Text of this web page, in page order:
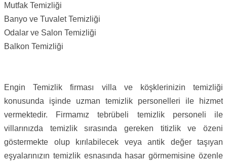
Mutfak Temizliği
Banyo ve Tuvalet Temizliği
Odalar ve Salon Temizliği
Balkon Temizliği
Engin Temizlik firması villa ve köşklerinizin temizliği
konusunda işinde uzman temizlik personelleri ile hizmet
vermektedir. Firmamız tebrübeli temizlik personeli ile
villarınızda temizlik sırasında gereken titizlik ve özeni
göstermekte olup kırılabilecek veya antik değer taşıyan
eşyalarınızın temizlik esnasında hasar görmemisine özenle